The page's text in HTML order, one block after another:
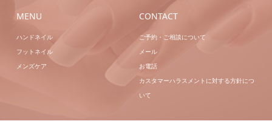
MENU
ハンドネイル
フットネイル
メンズケア
CONTACT
ご予約・ご相談について
メール
お電話
カスタマーハラスメントに対する方針につ
いて